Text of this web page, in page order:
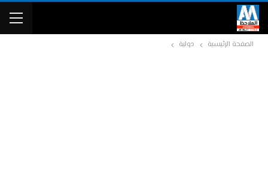
الصفحة الرئيسية دولية